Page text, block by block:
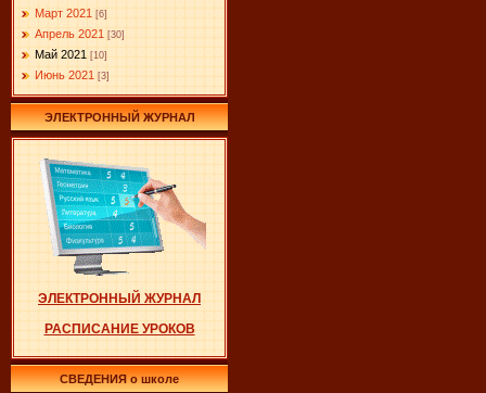
Март 2021 [6]
Апрель 2021 [30]
Май 2021 [10]
Июнь 2021 [3]
ЭЛЕКТРОННЫЙ ЖУРНАЛ
ЭЛЕКТРОННЫЙ ЖУРНАЛ
РАСПИСАНИЕ УРОКОВ
СВЕДЕНИЯ о школе